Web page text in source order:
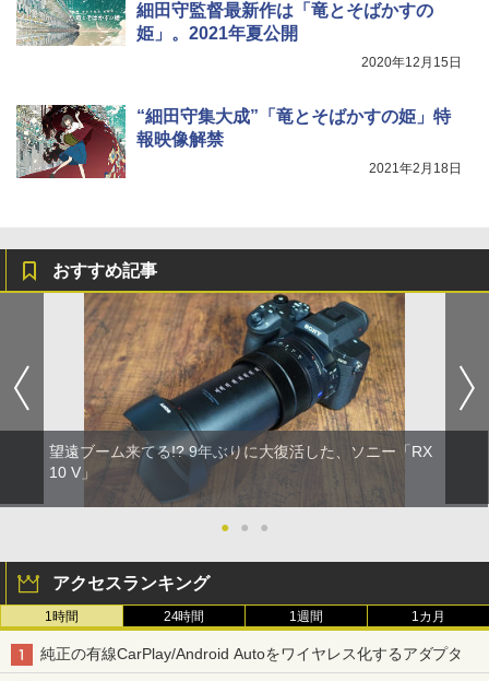
細田守監督最新作は「竜とそばかすの
姫」。2021年夏公開
2020年12月15日
“細田守集大成”「竜とそばかすの姫」特
報映像解禁
2021年2月18日
おすすめ記事
望遠ブーム来てる!? 9年ぶりに大復活した、ソニー「RX
10 V」
● ● ●
アクセスランキング
1時間 24時間 1週間 1カ月
純正の有線CarPlay/Android Autoをワイヤレス化するアダプタ